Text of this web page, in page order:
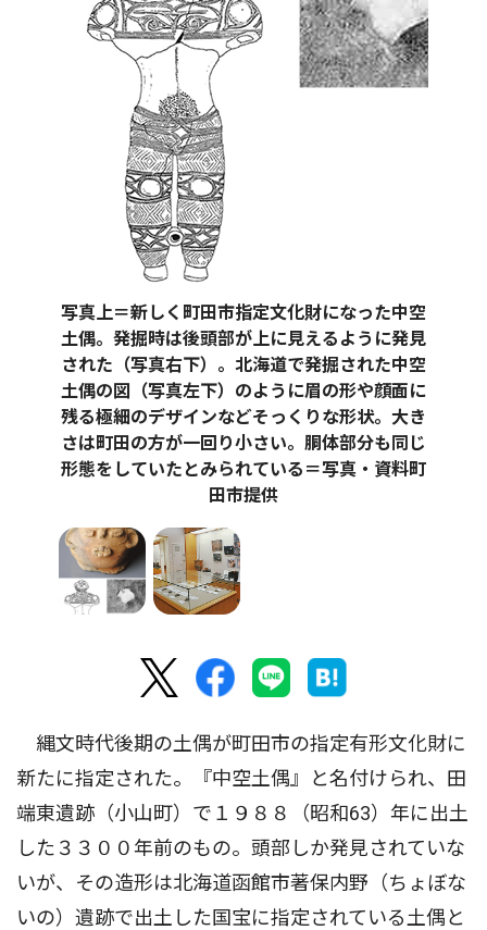
写真上＝新しく町田市指定文化財になった中空
土偶。発掘時は後頭部が上に見えるように発見
された（写真右下）。北海道で発掘された中空
土偶の図（写真左下）のように眉の形や顔面に
残る極細のデザインなどそっくりな形状。大き
さは町田の方が一回り小さい。胴体部分も同じ
形態をしていたとみられている＝写真・資料町
田市提供
縄文時代後期の土偶が町田市の指定有形文化財に
新たに指定された。『中空土偶』と名付けられ、田
端東遺跡（小山町）で１９８８（昭和63）年に出土
した３３００年前のもの。頭部しか発見されていな
いが、その造形は北海道函館市著保内野（ちょぼな
いの）遺跡で出土した国宝に指定されている土偶と